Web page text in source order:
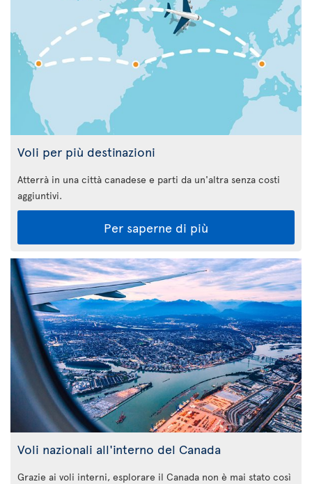
Voli per più destinazioni
Atterrà in una città canadese e parti da un'altra senza costi
aggiuntivi.
Per saperne di più
Voli nazionali all'interno del Canada
Grazie ai voli interni, esplorare il Canada non è mai stato così